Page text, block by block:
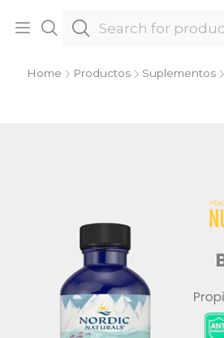
Home Productos Suplementos